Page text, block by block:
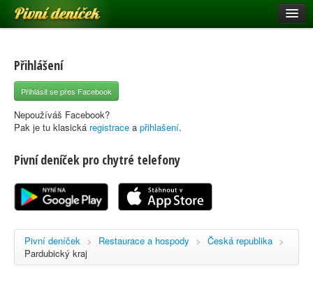
Pivní deníček
Pivní mapa
Pivní značky
Nápověda
Registrace
Přihlášení
Přihlásit se přes Facebook
Nepoužíváš Facebook?
Pak je tu klasická registrace a přihlašení.
Pivní deníček pro chytré telefony
Pivní deníček > Restaurace a hospody > Česká republika >
Pardubický kraj